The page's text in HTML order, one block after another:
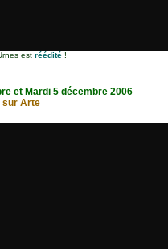
est réédité !
et Mardi 5 décembre 2006
sur Arte